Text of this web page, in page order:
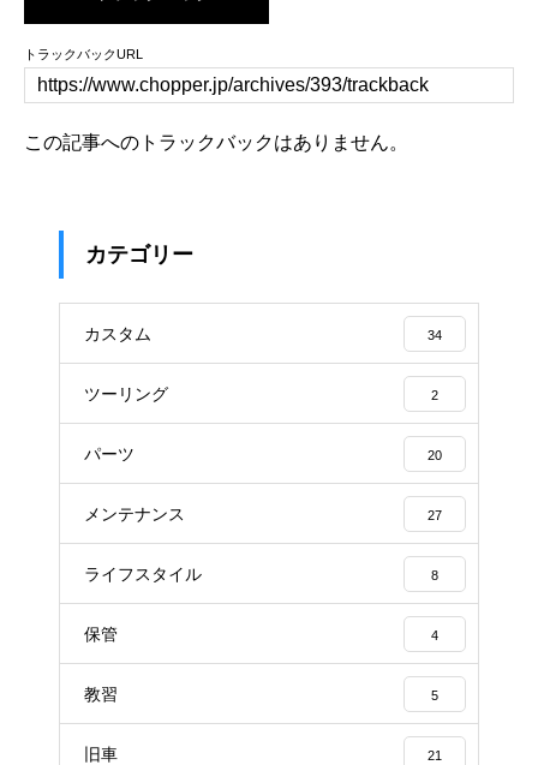
トラックバックURL
この記事へのトラックバックはありません。
カテゴリー
カスタム 34
ツーリング 2
パーツ 20
メンテナンス 27
ライフスタイル 8
保管 4
教習 5
旧車 21